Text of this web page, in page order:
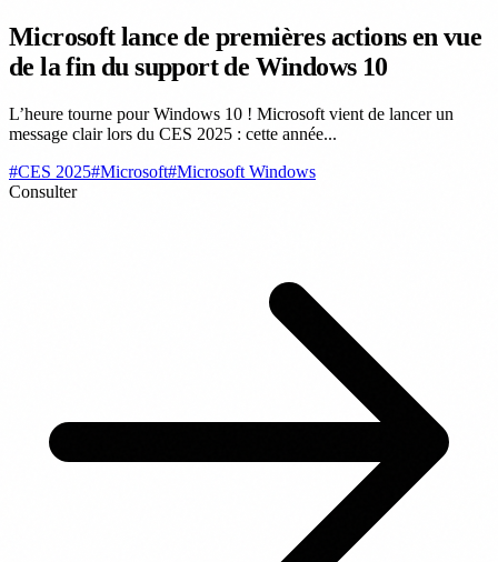
Microsoft lance de premières actions en vue
de la fin du support de Windows 10
L’heure tourne pour Windows 10 ! Microsoft vient de lancer un
message clair lors du CES 2025 : cette année...
#CES 2025#Microsoft#Microsoft Windows
Consulter